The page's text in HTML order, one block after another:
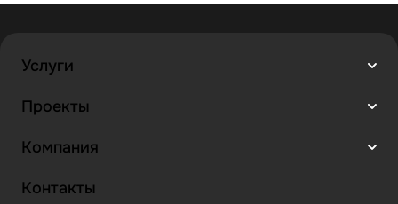
Услуги
Проекты
Компания
Контакты